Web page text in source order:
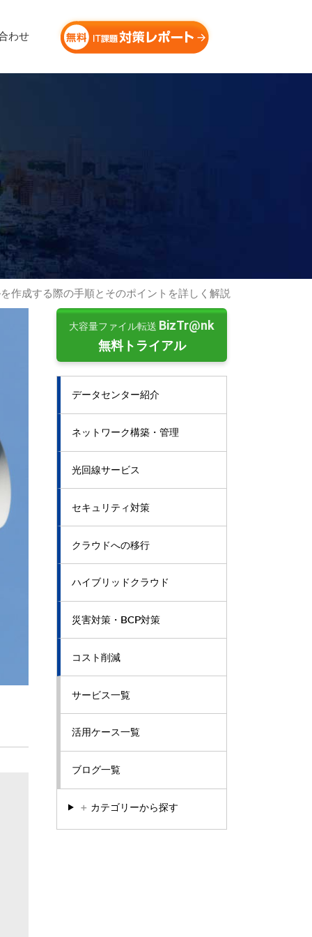
わせ
作成する際の手順とそのポイントを詳しく解説
大容量ファイル転送 BizTr@nk
無料トライアル
データセンター紹介
ネットワーク構築・管理
光回線サービス
セキュリティ対策
クラウドへの移行
ハイブリッドクラウド
災害対策・BCP対策
コスト削減
サービス一覧
活用ケース一覧
ブログ一覧
＋ カテゴリーから探す